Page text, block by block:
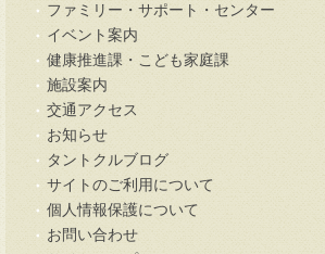
ファミリー・サポート・センター
イベント案内
健康推進課・こども家庭課
施設案内
交通アクセス
お知らせ
タントクルブログ
サイトのご利用について
個人情報保護について
お問い合わせ